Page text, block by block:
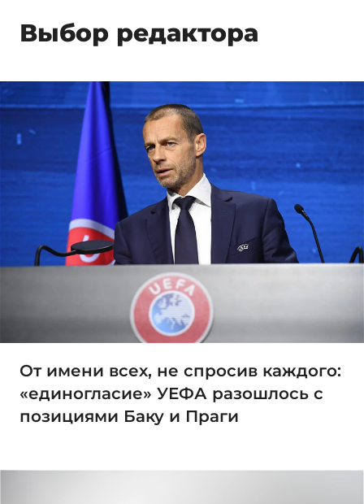
Выбор редактора
От имени всех, не спросив каждого:
«единогласие» УЕФА разошлось с
позициями Баку и Праги